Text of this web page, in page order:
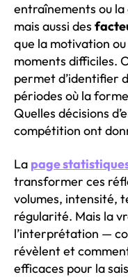
entraînements ou
mais aussi des
que la motivation
moments difficiles.
permet d’identifier
périodes où la
Quelles décisions
compétition ont
La page
transformer ces
volumes, intensité,
régularité. Mais la
l’interprétation —
révèlent et
efficaces pour la